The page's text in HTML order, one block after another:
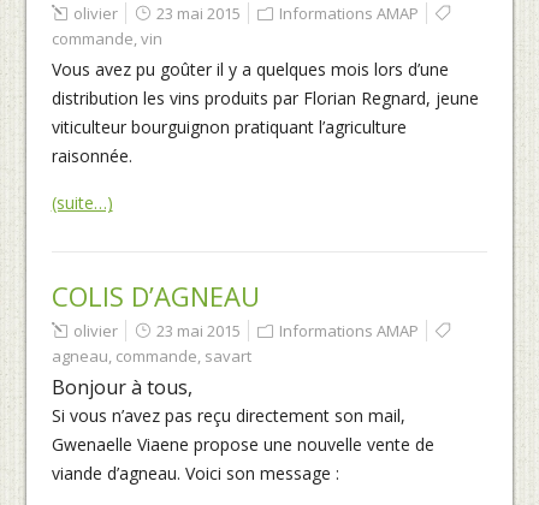
olivier 23 mai 2015
Informations AMAP
commande,vin
Vous avez pu goûter il y a quelques mois lors d’une
distribution les vins produits par Florian Regnard, jeune
viticulteur bourguignon pratiquant l’agriculture
raisonnée.
(suite…)
COLIS D’AGNEAU
olivier 23 mai 2015
Informations AMAP
agneau, commande, savart
Bonjour à tous,
Si vous n’avez pas reçu directement son mail,
Gwenaelle Viaene propose une nouvelle vente de
viande d’agneau. Voici son message :